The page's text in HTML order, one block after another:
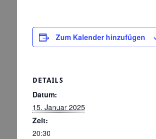
Zum Kalender hinzufügen
DETAILS
Datum:
15. Januar 2025
Zeit:
20:30